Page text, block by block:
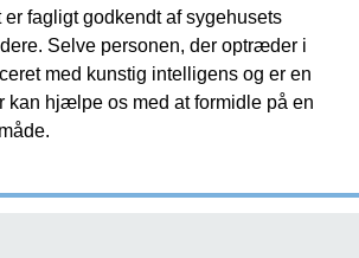
er fagligt godkendt af sygehusets
Selve personen, der optræder i
med kunstig intelligens og er en
kan hjælpe os med at formidle på en